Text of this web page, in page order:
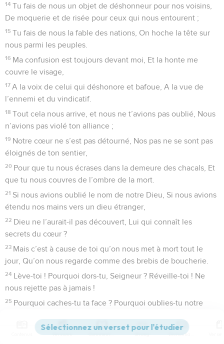
14 Tu fais de nous un objet de déshonneur pour nos voisins,
De moquerie et de risée pour ceux qui nous entourent ;
15 Tu fais de nous la fable des nations, On hoche la tête sur
nous parmi les peuples.
16 Ma confusion est toujours devant moi, Et la honte me
couvre le visage,
17 A la voix de celui qui déshonore et bafoue, A la vue de
l’ennemi et du vindicatif.
18 Tout cela nous arrive, et nous ne t’avions pas oublié, Nous
n’avions pas violé ton alliance ;
19 Notre cœur ne s’est pas détourné, Nos pas ne se sont pas
éloignés de ton sentier,
20 Pour que tu nous écrases dans la demeure des chacals, Et
que tu nous couvres de l’ombre de la mort.
21 Si nous avions oublié le nom de notre Dieu, Si nous avions
étendu nos mains vers un dieu étranger,
22 Dieu ne l’aurait-il pas découvert, Lui qui connaît les
secrets du cœur ?
23 Mais c’est à cause de toi qu’on nous met à mort tout le
jour, Qu’on nous regarde comme des brebis de boucherie.
24 Lève-toi ! Pourquoi dors-tu, Seigneur ? Réveille-toi ! Ne
nous rejette pas à jamais !
25 Pourquoi caches-tu ta face ? Pourquoi oublies-tu notre
Car notre âme est abattue dans la poussière, Notre corps
Versions Commentaires Strong